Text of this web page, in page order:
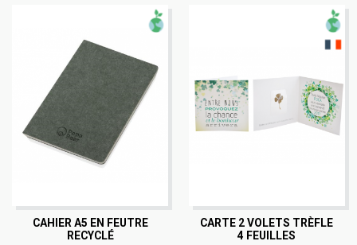
CAHIER A5 EN FEUTRE
RECYCLÉ
CARTE 2 VOLETS TRÈFLE
4 FEUILLES